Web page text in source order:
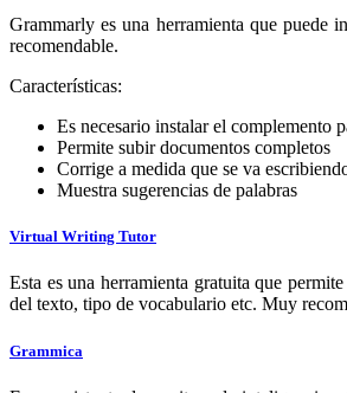
Grammarly es una herramienta que puede
recomendable.
Características:
Es necesario instalar el complemento
Permite subir documentos completos
Corrige a medida que se va
Muestra sugerencias de palabras
Virtual Writing Tutor
Esta es una herramienta gratuita que
del texto, tipo de vocabulario etc. Muy
Grammica